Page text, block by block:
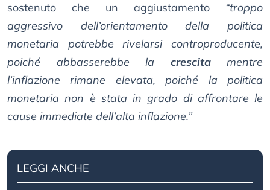
sostenuto che un aggiustamento “troppo
aggressivo dell’orientamento della politica
monetaria potrebbe rivelarsi controproducente,
poiché abbasserebbe la crescitamentre
l’inflazione rimane elevata, poiché la politica
monetaria non è stata in grado di affrontare le
cause immediate dell’alta inflazione.”
LEGGI ANCHE